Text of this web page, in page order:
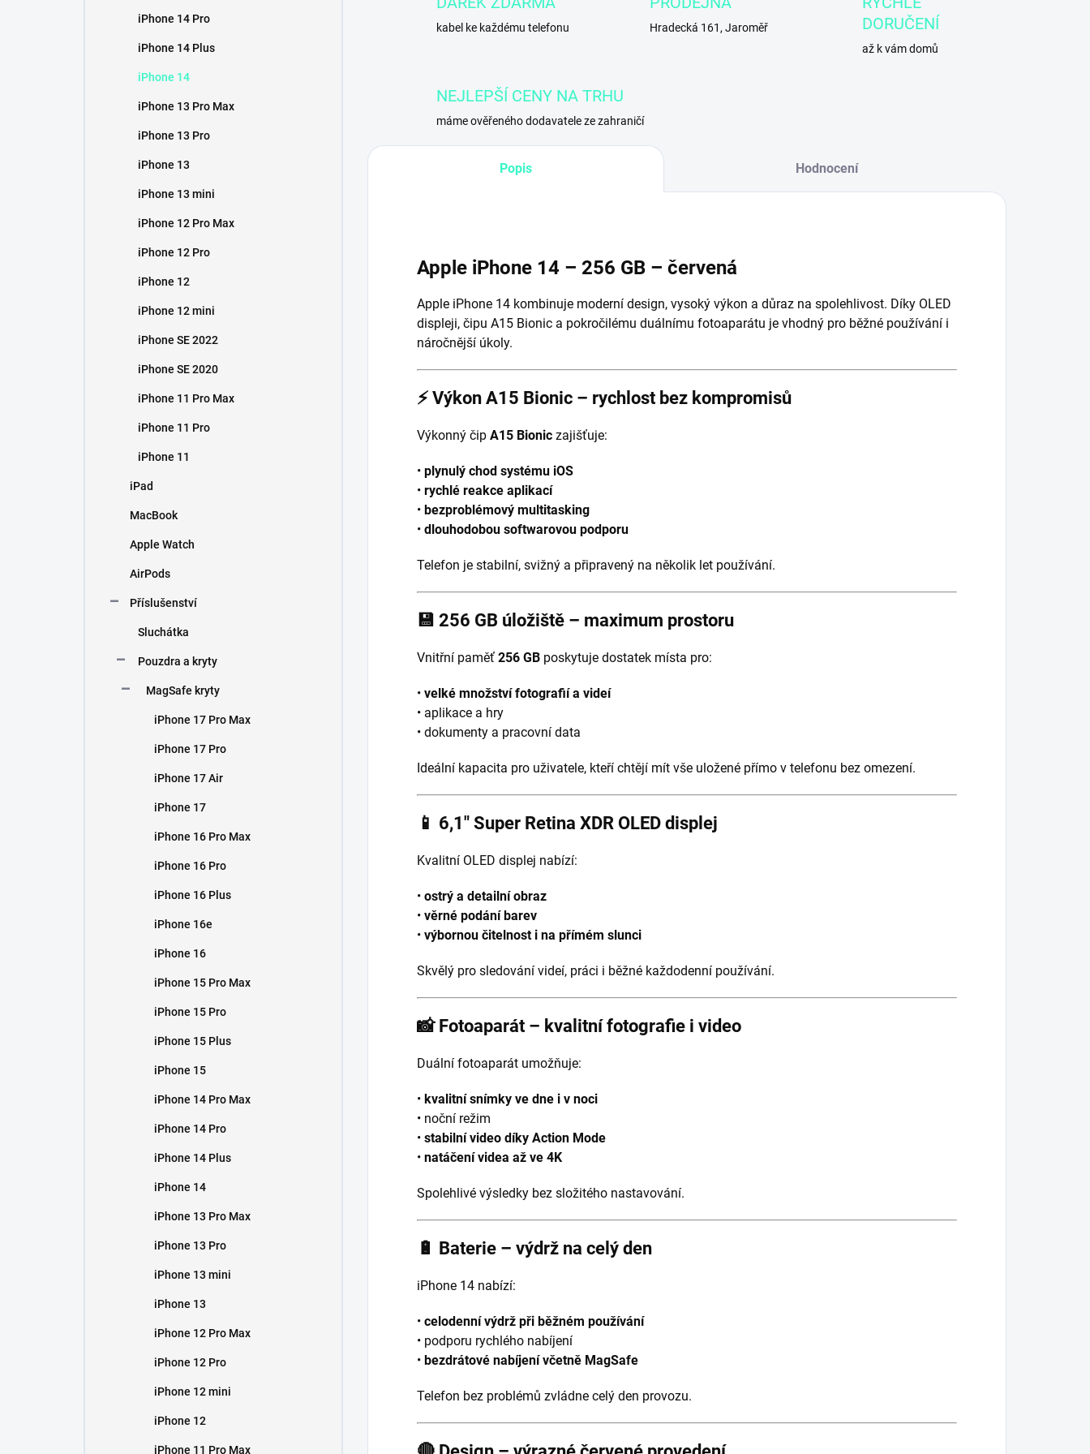
iPhone 14 Pro
iPhone 14 Plus
iPhone 14
iPhone 13 Pro Max
iPhone 13 Pro
iPhone 13
iPhone 13 mini
iPhone 12 Pro Max
iPhone 12 Pro
iPhone 12
iPhone 12 mini
iPhone SE 2022
iPhone SE 2020
iPhone 11 Pro Max
iPhone 11 Pro
iPhone 11
iPad
MacBook
Apple Watch
AirPods
Příslušenství
Sluchátka
Pouzdra a kryty
MagSafe kryty
iPhone 17 Pro Max
iPhone 17 Pro
iPhone 17 Air
iPhone 17
iPhone 16 Pro Max
iPhone 16 Pro
iPhone 16 Plus
iPhone 16e
iPhone 16
iPhone 15 Pro Max
iPhone 15 Pro
iPhone 15 Plus
iPhone 15
iPhone 14 Pro Max
iPhone 14 Pro
iPhone 14 Plus
iPhone 14
iPhone 13 Pro Max
iPhone 13 Pro
iPhone 13 mini
iPhone 13
iPhone 12 Pro Max
iPhone 12 Pro
iPhone 12 mini
iPhone 12
iPhone 11 Pro Max
kabel ke každému telefonu Hradecká 161, Jaroměř
DORUČENÍ
až k vám domů
NEJLEPŠÍ CENY NA TRHU
máme ověřeného dodavatele ze zahraničí
Popis Hodnocení
Apple iPhone 14 – 256 GB – červená
Apple iPhone 14 kombinuje moderní design, vysoký výkon a důraz na spolehlivost. Díky OLED
displeji, čipu A15 Bionic a pokročilému duálnímu fotoaparátu je vhodný pro běžné používání i
náročnější úkoly.
⚡ Výkon A15 Bionic – rychlost bez kompromisů
Výkonný čip A15 Bionic zajišťuje:
• plynulý chod systému iOS
• rychlé reakce aplikací
• bezproblémový multitasking
• dlouhodobou softwarovou podporu
Telefon je stabilní, svižný a připravený na několik let používání.
💾 256 GB úložiště – maximum prostoru
Vnitřní paměť 256 GB poskytuje dostatek místa pro:
• velké množství fotografií a videí
• aplikace a hry
• dokumenty a pracovní data
Ideální kapacita pro uživatele, kteří chtějí mít vše uložené přímo v telefonu bez omezení.
📱 6,1″ Super Retina XDR OLED displej
Kvalitní OLED displej nabízí:
• ostrý a detailní obraz
• věrné podání barev
• výbornou čitelnost i na přímém slunci
Skvělý pro sledování videí, práci i běžné každodenní používání.
📸 Fotoaparát – kvalitní fotografie i video
Duální fotoaparát umožňuje:
• kvalitní snímky ve dne i v noci
• noční režim
• stabilní video díky Action Mode
• natáčení videa až ve 4K
Spolehlivé výsledky bez složitého nastavování.
🔋 Baterie – výdrž na celý den
iPhone 14 nabízí:
• celodenní výdrž při běžném používání
• podporu rychlého nabíjení
• bezdrátové nabíjení včetně MagSafe
Telefon bez problémů zvládne celý den provozu.